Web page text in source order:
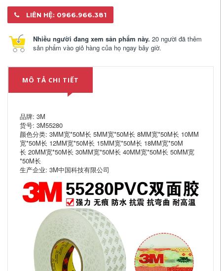
LIÊN HỆ: 0966.966.381
Nhiều người đang xem sản phẩm này. 20 người đã thêm
sản phẩm vào giỏ hàng của họ ngay bây giờ.
MÔ TẢ CHI TIẾT
品牌: 3M
货号: 3M55280
颜色分类: 3MM宽*50M长 5MM宽*50M长 8MM宽*50M长 10MM
宽*50M长 12MM宽*50M长 15MM宽*50M长 18MM宽*50M
长 20MM宽*50M长 30MM宽*50M长 40MM宽*50M长 50MM宽
*50M长
生产企业: 3M中国科技有限公司